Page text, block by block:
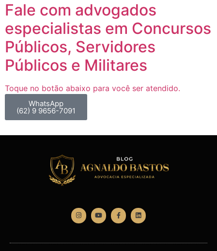
Fale com advogados
especialistas em Concursos
Públicos, Servidores
Públicos e Militares
Toque no botão abaixo para você ser atendido.
WhatsApp
(62) 9 9656-7091